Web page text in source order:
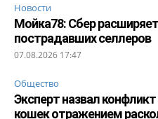
Новости
Мойка78: Сбер
пострадавших селлеров
07.08.2026 17:47
Общество
Эксперт назвал
кошек отражением